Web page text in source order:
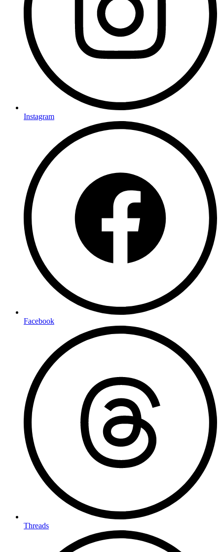
Instagram
Facebook
Threads